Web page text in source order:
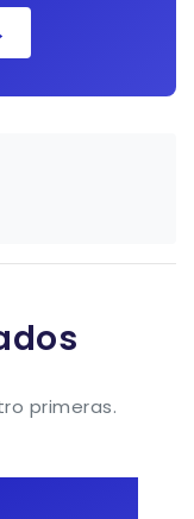
primeras.